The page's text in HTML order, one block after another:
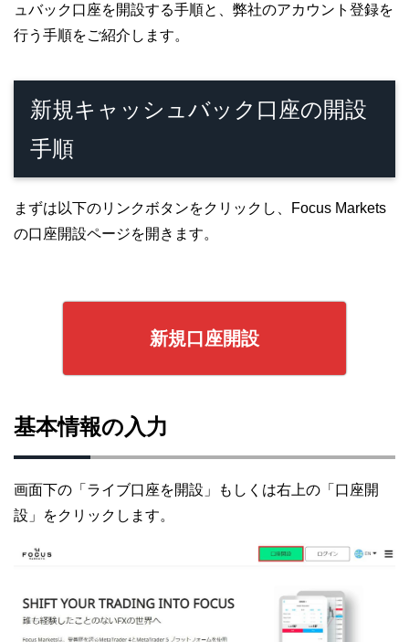
ュバック口座を開設する手順と、弊社のアカウント登録を
行う手順をご紹介します。
新規キャッシュバック口座の開設
手順
まずは以下のリンクボタンをクリックし、Focus Markets
の口座開設ページを開きます。
新規口座開設
基本情報の入力
画面下の「ライブ口座を開設」もしくは右上の「口座開
設」をクリックします。